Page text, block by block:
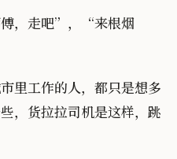
，走吧”，“来根烟
里工作的人，都只是想多
，货拉拉司机是这样，跳